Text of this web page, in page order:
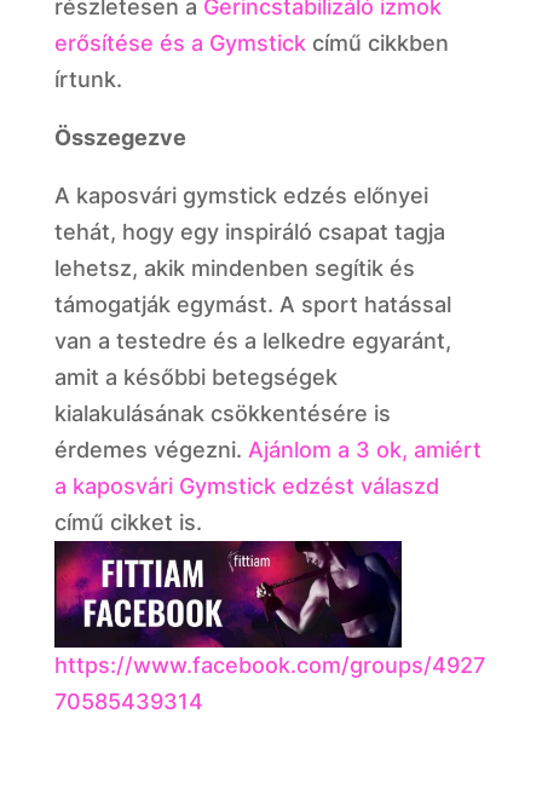
részletesen a Gerincstabilizáló izmok
erősítése és a Gymstickcímű cikkben
írtunk.
Összegezve
A kaposvári gymstick edzés előnyei
tehát, hogy egy inspiráló csapat tagja
lehetsz, akik mindenben segítik és
támogatják egymást. A sport hatással
van a testedre és a lelkedre egyaránt,
amit a későbbi betegségek
kialakulásának csökkentésére is
érdemes végezni. Ajánlom a 3 ok, amiért
a kaposvári Gymstick edzést válaszd
című cikket is.
https://www.facebook.com/groups/4927
70585439314